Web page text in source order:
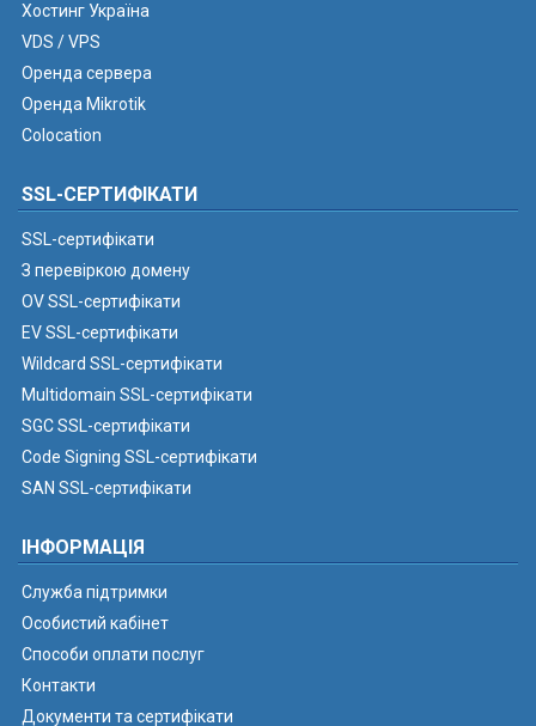
Хостинг Україна
VDS / VPS
Оренда сервера
Оренда Mikrotik
Colocation
SSL-СЕРТИФІКАТИ
SSL-сертифікати
З перевіркою домену
OV SSL-сертифікати
EV SSL-сертифікати
Wildcard SSL-сертифікати
Multidomain SSL-сертифікати
SGC SSL-сертифікати
Code Signing SSL-сертифікати
SAN SSL-сертифікати
ІНФОРМАЦІЯ
Служба підтримки
Особистий кабінет
Способи оплати послуг
Контакти
Документи та сертифікати